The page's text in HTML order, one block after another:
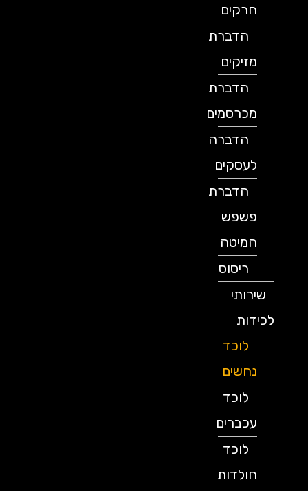
חרקים
הדברת
מזיקים
הדברת
מכרסמים
הדברה
לעסקים
הדברת
פשפש
המיטה
ריסוס
שירותי
לכידות
לוכד
נחשים
לוכד
עכברים
לוכד
חולדות